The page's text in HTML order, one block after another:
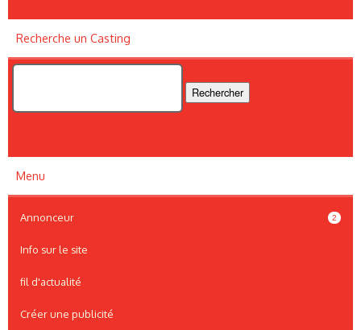
Recherche un Casting
Menu
Annonceur 2
Info sur le site
fil d'actualité
Créer une publicité